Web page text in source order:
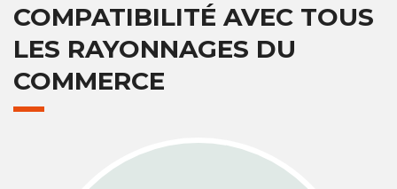
COMPATIBILITÉ AVEC TOUS
LES RAYONNAGES DU
COMMERCE